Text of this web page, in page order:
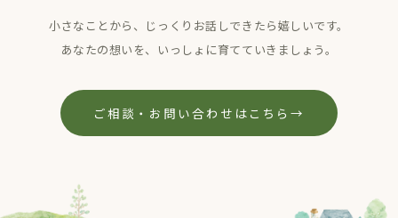
小さなことから、じっくりお話しできたら嬉しいです。
あなたの想いを、いっしょに育てていきましょう。
ご相談・お問い合わせはこちら→